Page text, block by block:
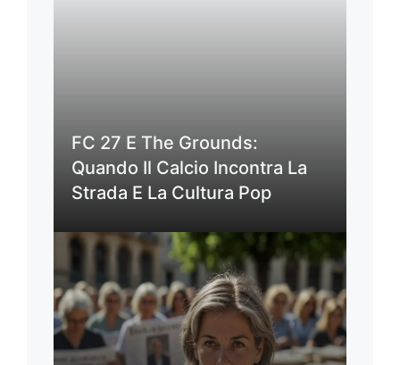
FC 27 E The Grounds:
Quando Il Calcio Incontra La
Strada E La Cultura Pop